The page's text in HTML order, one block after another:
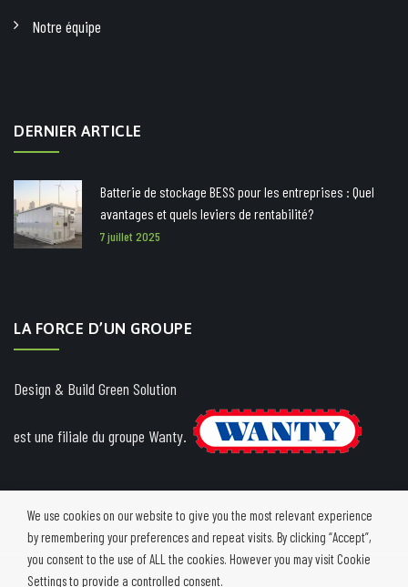
Notre équipe
DERNIER ARTICLE
Batterie de stockage BESS pour les entreprises : Quel
avantages et quels leviers de rentabilité?
7 juillet 2025
LA FORCE D’UN GROUPE
Design & Build Green Solution
est une filiale du groupe Wanty.
We use cookies on our website to give you the most relevant experience
by remembering your preferences and repeat visits. By clicking “Accept”,
you consent to the use of ALL the cookies. However you may visit Cookie
Settings to provide a controlled consent.